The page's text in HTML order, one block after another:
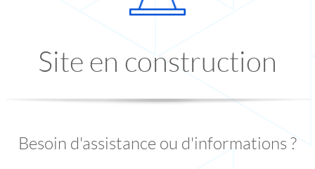
Site en construction
Besoin d'assistance ou d'informations ?